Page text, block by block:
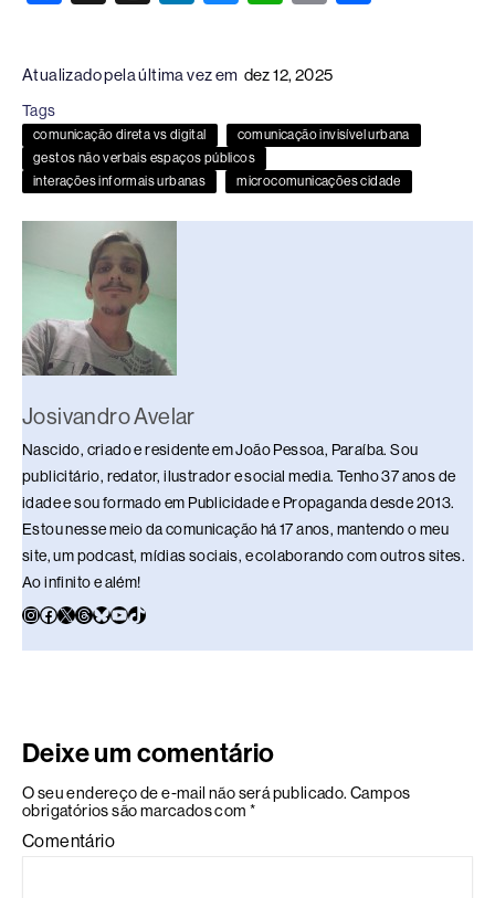
c
e
b
o
o
k
e
a
d
s
e
dI
n
e
sk
y
at
s
A
p
p
p
y
Li
n
k
Atualizado pela última vez em dez 12, 2025
Tags
comunicação direta vs digital
comunicação invisível urbana
gestos não verbais espaços públicos
interações informais urbanas
microcomunicações cidade
Josivandro Avelar
Nascido, criado e residente em João Pessoa, Paraíba. Sou
publicitário, redator, ilustrador e social media. Tenho 37 anos de
idade e sou formado em Publicidade e Propaganda desde 2013.
Estou nesse meio da comunicação há 17 anos, mantendo o meu
site, um podcast, mídias sociais, e colaborando com outros sites.
Ao infinito e além!
Deixe um comentário
O seu endereço de e-mail não será publicado. Campos
obrigatórios são marcados com *
Comentário